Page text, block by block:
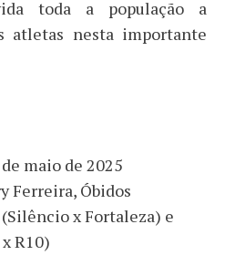
toda a população a
atletas nesta importante
de maio de 2025
Ferreira, Óbidos
x Fortaleza) e
R10)